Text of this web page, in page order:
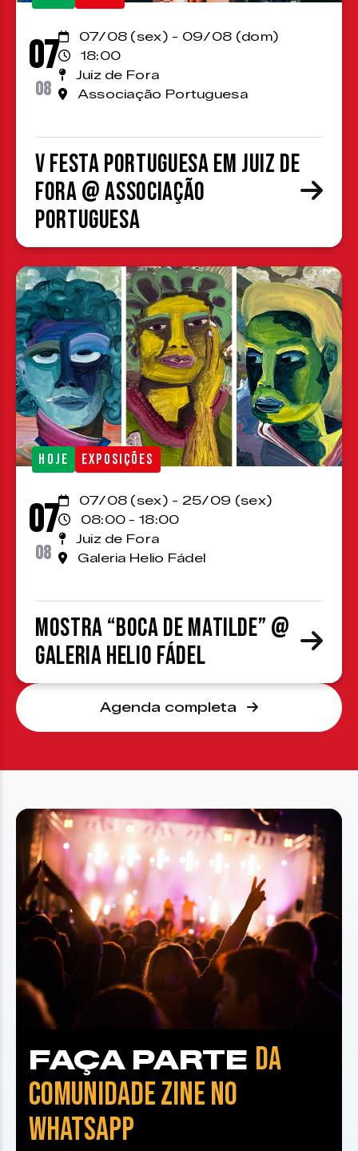
07
08
07/08 (sex) - 09/08 (dom)
18:00
Juiz de Fora
Associação Portuguesa
V Festa Portuguesa em Juiz de
Fora @ Associação
Portuguesa
HOJE EXPOSIÇÕES
07
08
07/08 (sex) - 25/09 (sex)
08:00 - 18:00
Juiz de Fora
Galeria Helio Fádel
Mostra “Boca de Matilde” @
Galeria Helio Fádel
Agenda completa
FAÇA PARTE DA
COMUNIDADE ZINE NO
WHATSAPP